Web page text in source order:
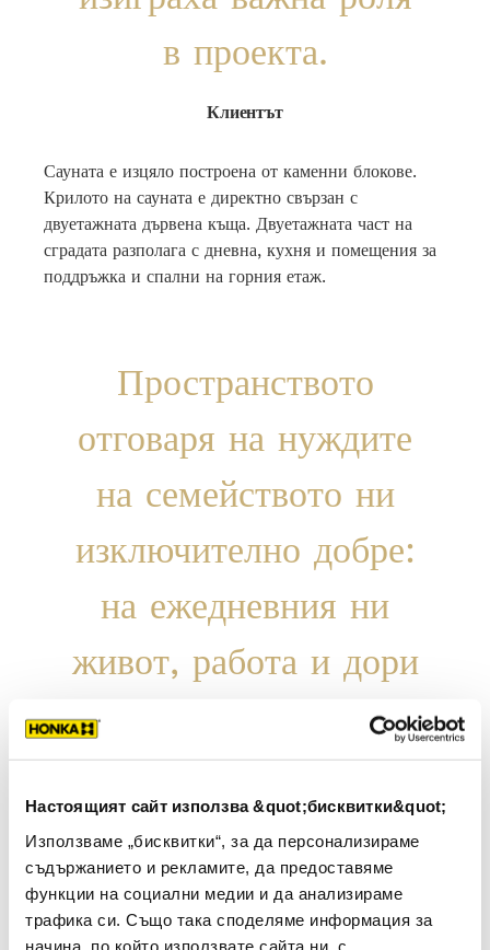
Настоящият сайт използва &quot;бисквитки&quot;
Използваме „бисквитки“, за да персонализираме
съдържанието и рекламите, да предоставяме
функции на социални медии и да анализираме
трафика си. Също така споделяме информация за
начина, по който използвате сайта ни, с
в проекта.
Клиентът
Сауната е изцяло построена от каменни блокове.
Крилото на сауната е директно свързан с
двуетажната дървена къща. Двуетажната част на
сградата разполага с дневна, кухня и помещения за
поддръжка и спални на горния етаж.
Пространството
отговаря на нуждите
на семейството ни
изключително добре:
на ежедневния ни
живот, работа и дори
партита.
Системите за
отопление и
вентилация работят
добре. Лесно е да